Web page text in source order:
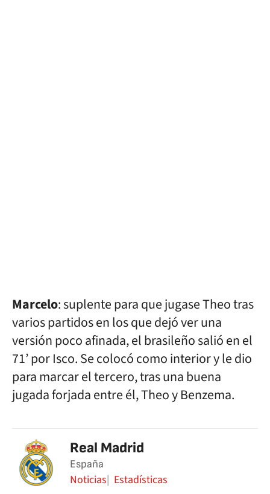
Marcelo: suplente para que jugase Theo tras
varios partidos en los que dejó ver una
versión poco afinada, el brasileño salió en el
71’ por Isco. Se colocó como interior y le dio
para marcar el tercero, tras una buena
jugada forjada entre él, Theo y Benzema.
Real Madrid
España
Noticias Estadísticas